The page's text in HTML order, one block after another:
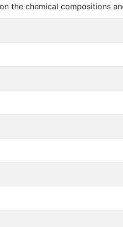
the chemical compositions